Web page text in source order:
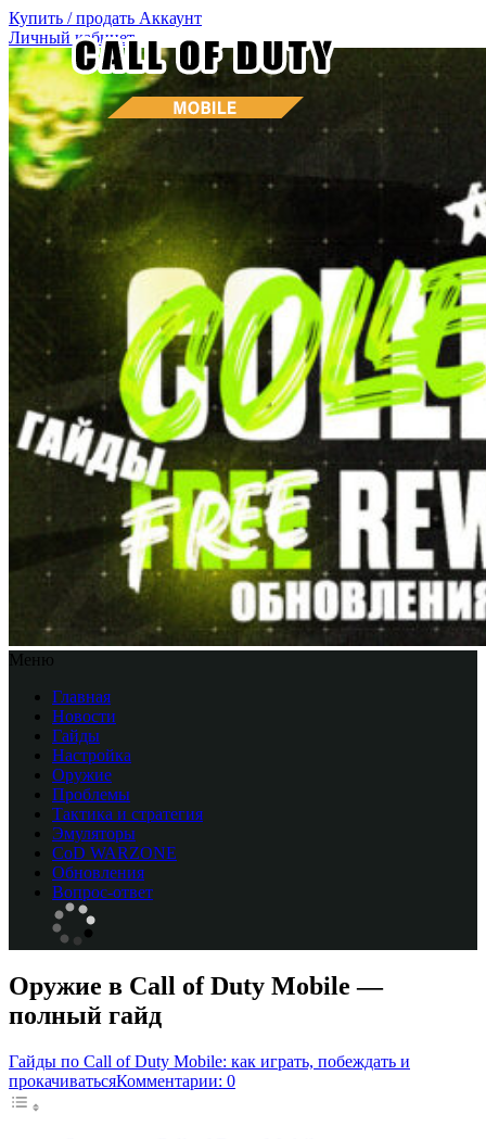
Купить / продать Аккаунт
Личный кабинет
Меню
Главная
Новости
Гайды
Настройка
Оружие
Проблемы
Тактика и стратегия
Эмуляторы
CоD WARZONE
Обновления
Вопрос-ответ
Оружие в Call of Duty Mobile —
полный гайд
Гайды по Call of Duty Mobile: как играть, побеждать и
прокачиватьсяКомментарии: 0